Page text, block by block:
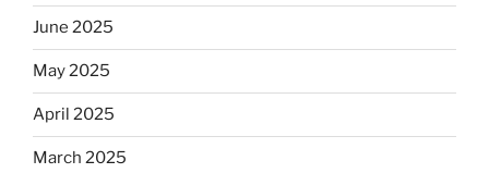
June 2025
May 2025
April 2025
March 2025